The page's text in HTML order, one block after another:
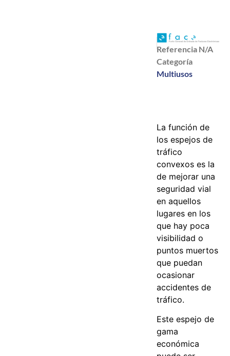
Referencia N/A
Categoría
Multiusos
La función de
los espejos de
tráfico
convexos es la
de mejorar una
seguridad vial
en aquellos
lugares en los
que hay poca
visibilidad o
puntos muertos
que puedan
ocasionar
accidentes de
tráfico.
Este espejo de
gama
económica